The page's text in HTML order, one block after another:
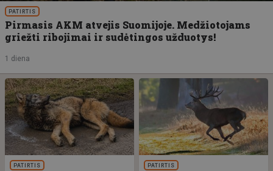
PATIRTIS
Pirmasis AKM atvejis Suomijoje. Medžiotojams
griežti ribojimai ir sudėtingos užduotys!
1 diena
PATIRTIS PATIRTIS